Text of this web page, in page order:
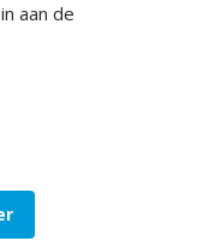
aan de